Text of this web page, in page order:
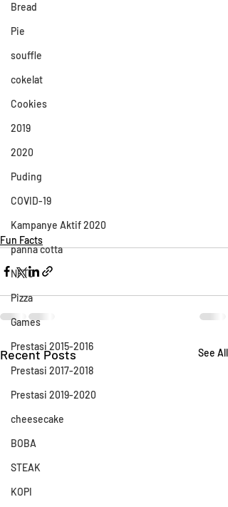
Bread
Pie
souffle
cokelat
Cookies
2019
2020
Puding
COVID-19
Kampanye Aktif 2020
panna cotta
NFTC
Pizza
Games
Prestasi 2015-2016
Prestasi 2017-2018
Prestasi 2019-2020
cheesecake
BOBA
STEAK
KOPI
Fun Facts
Recent Posts See All